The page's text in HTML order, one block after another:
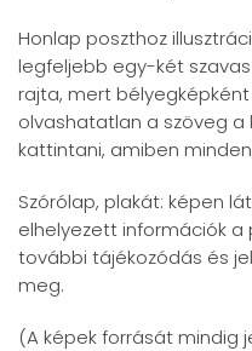
Honlap poszthoz
legfeljebb egy-két
rajta, mert
olvashatatlan a szöveg a
kattintani, amiben
Szórólap, plakát: képen
elhelyezett információk a
további tájékozódás és
meg.
(A képek forrását mindig